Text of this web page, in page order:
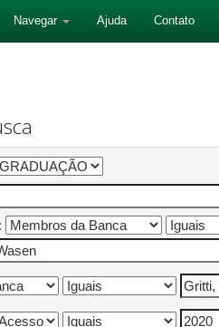
Navegar Ajuda Contato